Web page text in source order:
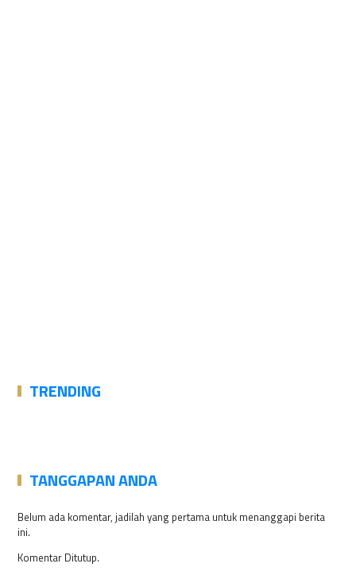
TRENDING
TANGGAPAN ANDA
Belum ada komentar, jadilah yang pertama untuk menanggapi berita
ini.
Komentar Ditutup.